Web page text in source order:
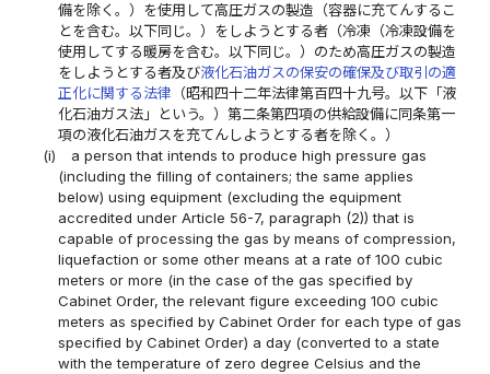
備を除く。）を使用して高圧ガスの製造（容器に充てんするこ
とを含む。以下同じ。）をしようとする者（冷凍（冷凍設備を
使用してする暖房を含む。以下同じ。）のため高圧ガスの製造
をしようとする者及び液化石油ガスの保安の確保及び取引の適
正化に関する法律 （昭和四十二年法律第百四十九号。以下「液
化石油ガス法」という。）第二条第四項の供給設備に同条第一
項の液化石油ガスを充てんしようとする者を除く。）
(i)
a person that intends to produce high pressure gas
(including the filling of containers; the same applies
below) using equipment (excluding the equipment
accredited under Article 56-7, paragraph (2)) that is
capable of processing the gas by means of compression,
liquefaction or some other means at a rate of 100 cubic
meters or more (in the case of the gas specified by
Cabinet Order, the relevant figure exceeding 100 cubic
meters as specified by Cabinet Order for each type of gas
specified by Cabinet Order) a day (converted to a state
with the temperature of zero degree Celsius and the